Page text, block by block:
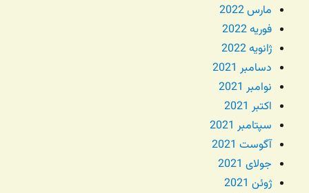
مارس 2022
فوریه 2022
ژانویه 2022
دسامبر 2021
نوامبر 2021
اکتبر 2021
سپتامبر 2021
آگوست 2021
جولای 2021
ژوئن 2021